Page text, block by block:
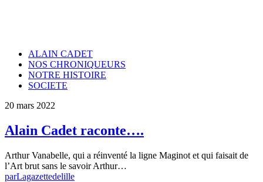
ALAIN CADET
NOS CHRONIQUEURS
NOTRE HISTOIRE
SOCIETE
20 mars 2022
Alain Cadet raconte….
Arthur Vanabelle, qui a réinventé la ligne Maginot et qui faisait de
l’Art brut sans le savoir Arthur…
parLagazettedelille